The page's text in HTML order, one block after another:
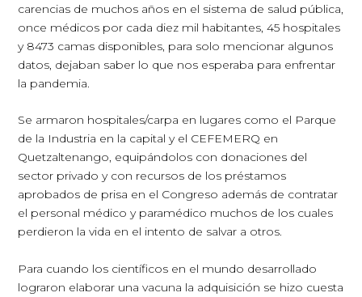
carencias de muchos años en el sistema de salud pública,
once médicos por cada diez mil habitantes, 45 hospitales
y 8473 camas disponibles, para solo mencionar algunos
datos, dejaban saber lo que nos esperaba para enfrentar
la pandemia.
Se armaron hospitales/carpa en lugares como el Parque
de la Industria en la capital y el CEFEMERQ en
Quetzaltenango, equipándolos con donaciones del
sector privado y con recursos de los préstamos
aprobados de prisa en el Congreso además de contratar
el personal médico y paramédico muchos de los cuales
perdieron la vida en el intento de salvar a otros.
Para cuando los científicos en el mundo desarrollado
lograron elaborar una vacuna la adquisición se hizo cuesta